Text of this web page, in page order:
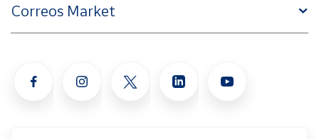
Correos Market